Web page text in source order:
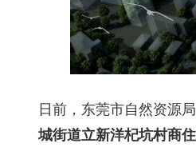
日前，东莞市自然资源
城街道立新洋杞坑村商